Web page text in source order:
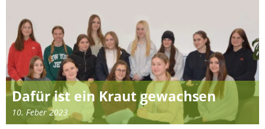
Dafür ist ein Kraut gewachsen
10. Feber 2023